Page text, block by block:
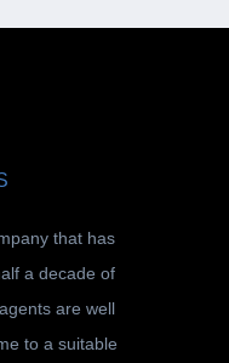
that has
a decade of
are well
to a suitable